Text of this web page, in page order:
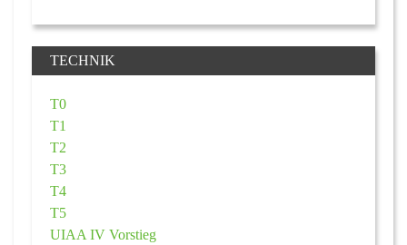
TECHNIK
T0
T1
T2
T3
T4
T5
UIAA IV Vorstieg